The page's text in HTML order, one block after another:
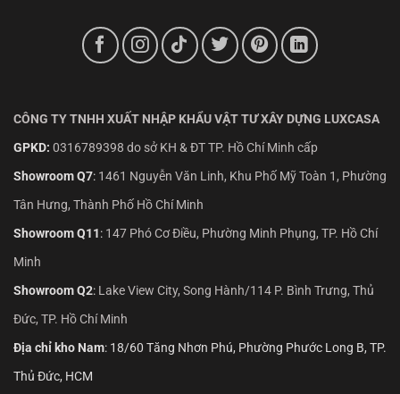
CÔNG TY TNHH XUẤT NHẬP KHẨU VẬT TƯ XÂY DỰNG LUXCASA
GPKD: 0316789398 do sở KH & ĐT TP. Hồ Chí Minh cấp
Showroom Q7: 1461 Nguyễn Văn Linh, Khu Phố Mỹ Toàn 1, Phường
Tân Hưng, Thành Phố Hồ Chí Minh
Showroom Q11: 147 Phó Cơ Điều, Phường Minh Phụng, TP. Hồ Chí
Minh
Showroom Q2: Lake View City, Song Hành/114 P. Bình Trưng, Thủ
Đức, TP. Hồ Chí Minh
Địa chỉ kho Nam: 18/60 Tăng Nhơn Phú, Phường Phước Long B, TP.
Thủ Đức, HCM